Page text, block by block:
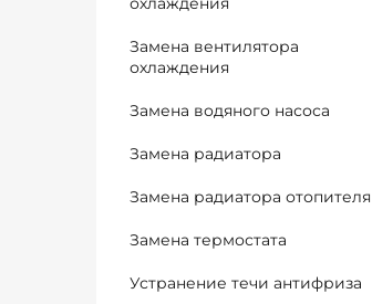
Замена вентилятора
охлаждения
Замена водяного насоса
Замена радиатора
Замена радиатора отопителя
Замена термостата
Устранение течи антифриза